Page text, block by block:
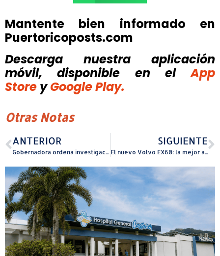
Mantente bien informado en
Puertoricoposts.com
Descarga nuestra aplicación
móvil, disponible
en el
App
Store y Google Play.
Otras Notas
ANTERIOR
Gobernadora ordena investigación para descartar actos de sabotaje en instalaciones de la AAA y reafirma compromiso con la modernización del sistema
SIGUIENTE
El nuevo Volvo EX60: la mejor autonomía de su clase con 503 millas y una carga tan rápida como una parada para gasolina y café